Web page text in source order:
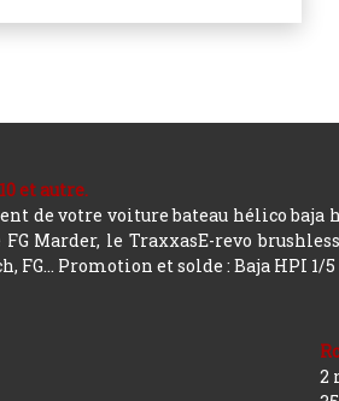
et autre.
de votre voiture bateau hélico baja
Marder, le TraxxasE-revo
FG... Promotion et solde : Baja HPI 1/5
2